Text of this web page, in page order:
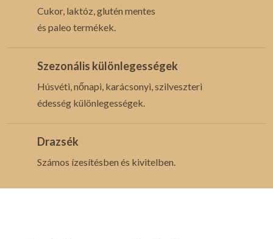
Cukor, laktóz, glutén mentes
és paleo termékek.
Szezonális különlegességek
Húsvéti, nőnapi, karácsonyi, szilveszteri
édesség különlegességek.
Drazsék
Számos ízesítésben és kivitelben.